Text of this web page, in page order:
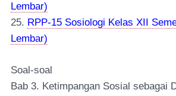
Lembar)
25. RPP-15 Sosiologi Kelas XII
Lembar)
Soal-soal
Bab 3. Ketimpangan Sosial sebagai